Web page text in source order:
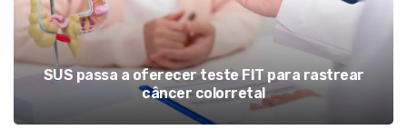
SUS passa a oferecer teste FIT para rastrear
câncer colorretal